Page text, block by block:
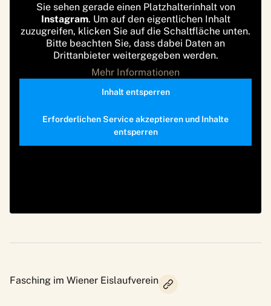
Sie sehen gerade einen Platzhalterinhalt von
Instagram. Um auf den eigentlichen Inhalt
zuzugreifen, klicken Sie auf die Schaltfläche unten.
Bitte beachten Sie, dass dabei Daten an
Drittanbieter weitergegeben werden.
Mehr Informationen
Inhalt entsperren
Erforderlichen Service akzeptieren und Inhalte
entsperren
Fasching im Wiener Eislaufverein